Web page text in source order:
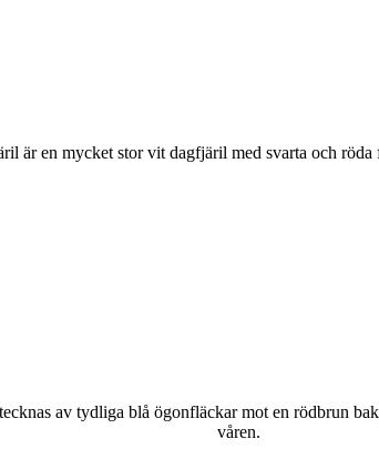
är en mycket stor vit dagfjäril med svarta och
av tydliga blå ögonfläckar mot en rödbrun
våren.